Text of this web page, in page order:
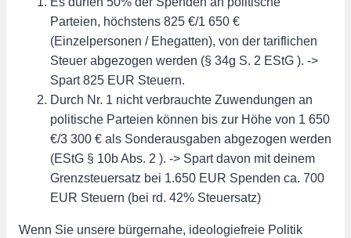
Parteien, höchstens 825 €/1 650 €
(Einzelpersonen / Ehegatten), von der tariflichen
Steuer abgezogen werden (§ 34g S. 2 EStG ). ->
Spart 825 EUR Steuern.
Durch Nr. 1 nicht verbrauchte Zuwendungen an
politische Parteien können bis zur Höhe von 1 650
€/3 300 € als Sonderausgaben abgezogen werden
(EStG § 10b Abs. 2 ). -> Spart davon mit deinem
Grenzsteuersatz bei 1.650 EUR Spenden ca. 700
EUR Steuern (bei rd. 42% Steuersatz)
Wenn Sie unsere bürgernahe, ideologiefreie Politik